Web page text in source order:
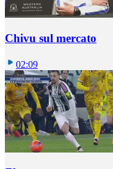
Chivu sul mercato
02:09